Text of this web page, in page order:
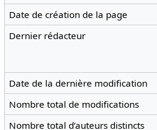
Date de création de la page
Dernier rédacteur
Date de la dernière modification
Nombre total de modifications
Nombre total d’auteurs distincts